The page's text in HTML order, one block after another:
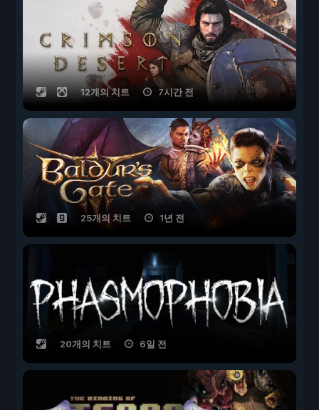
12개의 치트 7시간 전
25개의 치트 1년 전
20개의 치트 6일 전